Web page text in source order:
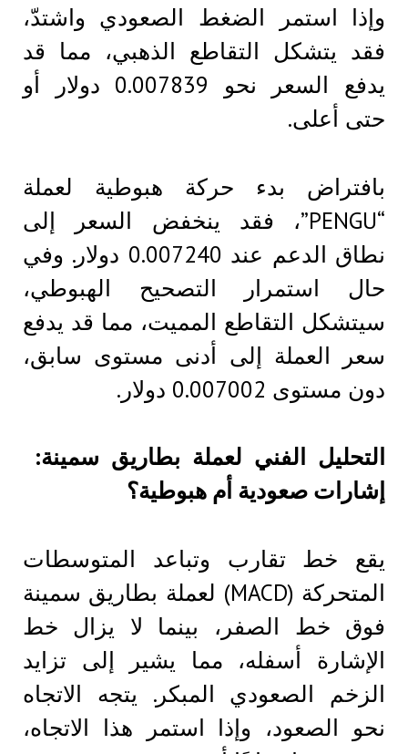
وإذا استمر الضغط الصعودي واشتدّ،
فقد يتشكل التقاطع الذهبي، مما قد
يدفع السعر نحو 0.007839 دولار أو
حتى أعلى.
بافتراض بدء حركة هبوطية لعملة
“PENGU”، فقد ينخفض ​​السعر إلى
نطاق الدعم عند 0.007240 دولار. وفي
حال استمرار التصحيح الهبوطي،
سيتشكل التقاطع المميت، مما قد يدفع
سعر العملة إلى أدنى مستوى سابق،
دون مستوى 0.007002 دولار.
التحليل الفني لعملة بطاريق سمينة: ​​
إشارات صعودية أم هبوطية؟
يقع خط تقارب وتباعد المتوسطات
المتحركة (MACD) لعملة بطاريق سمينة
فوق خط الصفر، بينما لا يزال خط
الإشارة أسفله، مما يشير إلى تزايد
الزخم الصعودي المبكر. يتجه الاتجاه
نحو الصعود، وإذا استمر هذا الاتجاه،